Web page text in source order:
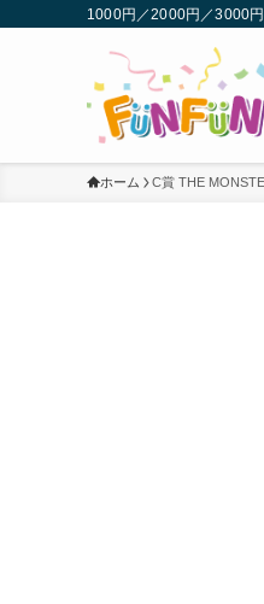
1000円／2000円／3000
ホーム C賞 THE